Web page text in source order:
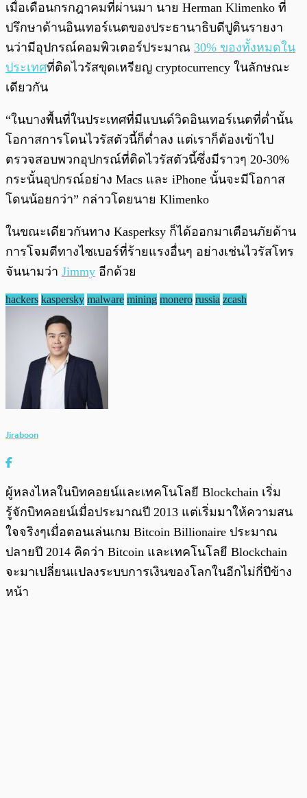
เมื่อเดือนกรกฎาคมที่ผ่านมา นาย Herman Klimenko ที่
ปรึกษาด้านอินเทอร์เนตของประธานาธิบดีปูตินรายงา
นว่ามีอุปกรณ์คอมพิวเตอร์ประมาณ 30% ของทั้งหมดใน
ประเทศที่ติดไวรัสขุดเหรียญ cryptocurrency ในลักษณะ
เดียวกัน
“ในบางพื้นที่ในประเทศที่มีแบนด์วิดอินเทอร์เนตที่ต่ำนั้น
โอกาสการโดนไวรัสตัวนี้ก็ต่ำลง แต่เราก็ต้องเข้าไป
ตรวจสอบพวกอุปกรณ์ที่ติดไวรัสตัวนี้ซึ่งมีราวๆ 20-30%
กระนั้นอุปกรณ์อย่าง Macs และ iPhone นั้นจะมีโอกาส
โดนน้อยกว่า” กล่าวโดยนาย Klimenko
ในขณะเดียวกันทาง Kasperksy ก็ได้ออกมาเตือนภัยด้าน
การโจมตีทางไซเบอร์ที่ร้ายแรงอื่นๆ อย่างเช่นไวรัสโทร
จันนามว่า Jimmy อีกด้วย
hackers kaspersky malware mining monero russia zcash
Jiraboon
ผู้หลงไหลในบิทคอยน์และเทคโนโลยี Blockchain เริ่ม
รู้จักบิทคอยน์เมื่อประมาณปี 2013 แต่เริ่มมาให้ความสน
ใจจริงๆเมื่อตอนเล่นเกม Bitcoin Billionaire ประมาณ
ปลายปี 2014 คิดว่า Bitcoin และเทคโนโลยี Blockchain
จะมาเปลี่ยนแปลงระบบการเงินของโลกในอีกไม่กี่ปีข้าง
หน้า